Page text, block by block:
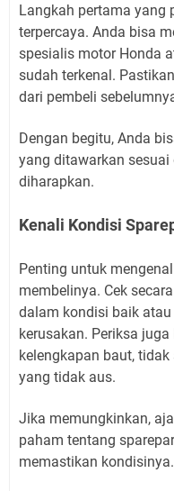
Langkah pertama yang
terpercaya. Anda bisa
spesialis motor Honda
sudah terkenal.
dari pembeli
Dengan begitu, Anda
yang ditawarkan
diharapkan.
Kenali Kondisi
Penting untuk
membelinya. Cek
dalam kondisi baik
kerusakan. Periksa
kelengkapan baut,
yang tidak aus.
Jika memungkinkan,
paham tentang
memastikan kondisinya.